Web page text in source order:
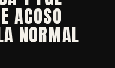
ACOSO
NORMAL